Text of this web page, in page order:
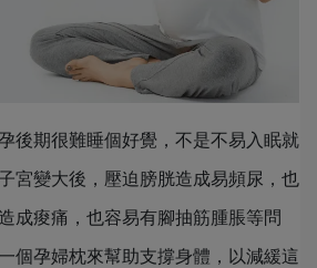
後期很難睡個好覺，不是不易入眠就
宮變大後，壓迫膀胱造成易頻尿，也
成痠痛，也容易有腳抽筋腫脹等問
個孕婦枕來幫助支撐身體，以減緩這